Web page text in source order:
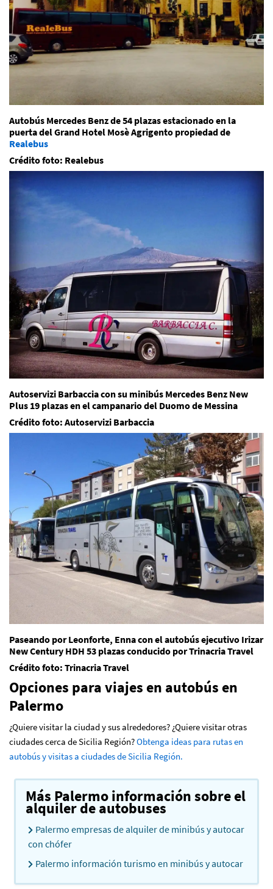
Autobús Mercedes Benz de 54 plazas estacionado en la
puerta del Grand Hotel Mosè Agrigento propiedad de
Realebus
Crédito foto: Realebus
Autoservizi Barbaccia con su minibús Mercedes Benz New
Plus 19 plazas en el campanario del Duomo de Messina
Crédito foto: Autoservizi Barbaccia
Paseando por Leonforte, Enna con el autobús ejecutivo Irizar
New Century HDH 53 plazas conducido por Trinacria Travel
Crédito foto: Trinacria Travel
Opciones para viajes en autobús en
Palermo
¿Quiere visitar la ciudad y sus alrededores? ¿Quiere visitar otras
ciudades cerca de Sicilia Región?Obtenga ideas para rutas en
autobús y visitas a ciudades de Sicilia Región.
Más Palermo información sobre el
alquiler de autobuses
Palermo empresas de alquiler de minibús y autocar
con chófer
Palermo información turismo en minibús y autocar